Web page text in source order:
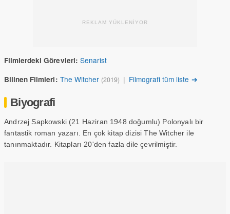
REKLAM YÜKLENİYOR
Filmlerdeki Görevleri: Senarist
Bilinen Filmleri: The Witcher (2019) | Filmografi tüm liste ➔
Biyografi
Andrzej Sapkowski (21 Haziran 1948 doğumlu) Polonyalı bir
fantastik roman yazarı. En çok kitap dizisi The Witcher ile
tanınmaktadır. Kitapları 20'den fazla dile çevrilmiştir.